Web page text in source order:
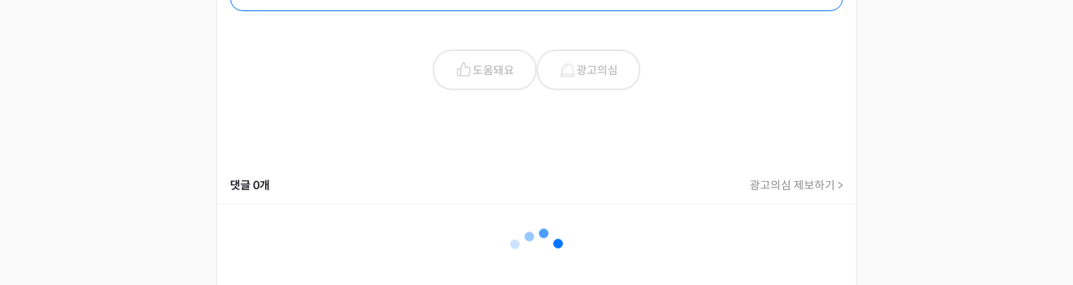
도움돼요 광고의심
댓글0개 광고의심 제보하기 >